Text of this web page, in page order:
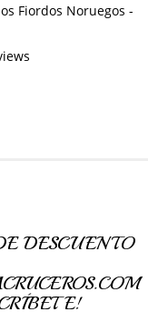
Fiordos Noruegos -
DESCUENTO